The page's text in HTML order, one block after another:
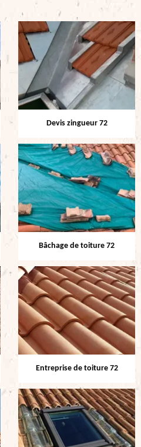
Devis zingueur 72
Bâchage de toiture 72
Entreprise de toiture 72